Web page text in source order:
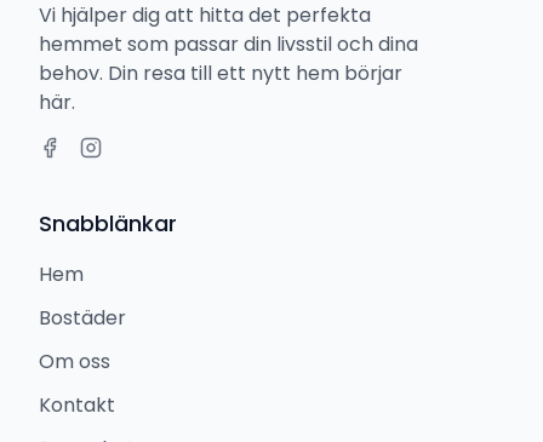
Vi hjälper dig att hitta det perfekta
hemmet som passar din livsstil och dina
behov. Din resa till ett nytt hem börjar
här.
Snabblänkar
Hem
Bostäder
Om oss
Kontakt